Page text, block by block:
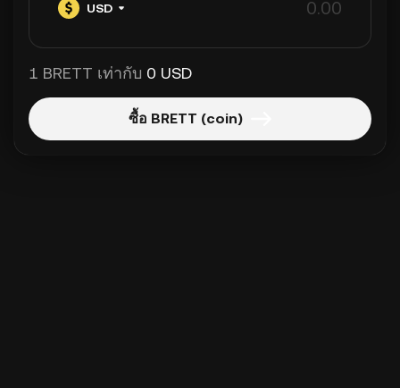
USD
1 BRETT เท่ากับ 0 USD
ซื้อ BRETT (coin)